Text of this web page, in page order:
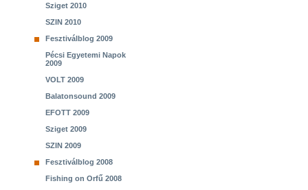
Sziget 2010
SZIN 2010
Fesztiválblog 2009
Pécsi Egyetemi Napok
2009
VOLT 2009
Balatonsound 2009
EFOTT 2009
Sziget 2009
SZIN 2009
Fesztiválblog 2008
Fishing on Orfű 2008